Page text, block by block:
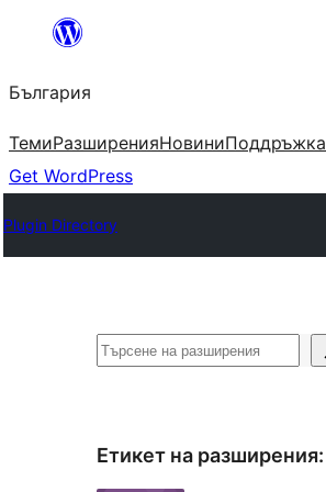
България
ТемиРазширенияНовиниПоддръжка
Get WordPress
Plugin Directory
Търсене
Етикет на разширения: